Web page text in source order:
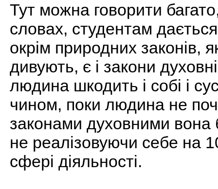
Тут можна говорити
словах, студентам
окрім природних законів,
дивують, є і закони
людина шкодить і собі і
чином, поки людина не
законами духовними вона
не реалізовуючи себе на
сфері діяльності.